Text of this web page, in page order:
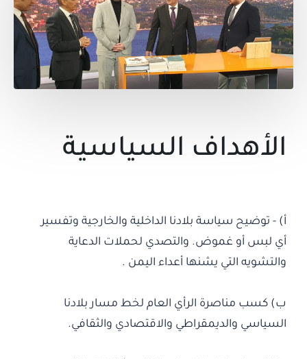
الأهداف السياسية
أ) - توضيح سياسة بلادنا الداخلية والخارجية وتفسير
أي لبس أو غموض. والتصدي لحملات الدعاية
والتشويه التي يشنها أعداء اليمن .
ب) كسب مناصرة الرأي العام لخط مسار بلادنا
السياسي والديمقراطي والاقتصادي والثقافي.